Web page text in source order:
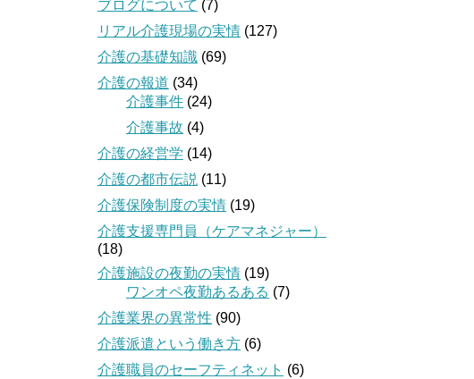
ブログについて (7)
リアル介護現場の実情 (127)
介護の基礎知識 (69)
介護の報道 (34)
介護事件 (24)
介護事故 (4)
介護の経営学 (14)
介護の都市伝説 (11)
介護保険制度の実情 (19)
介護支援専門員（ケアマネジャー）
(18)
介護施設の夜勤の実情 (19)
ワンオペ夜勤あるある (7)
介護業界の異常性 (90)
介護派遣という働き方 (6)
介護職員のセーフティネット (6)